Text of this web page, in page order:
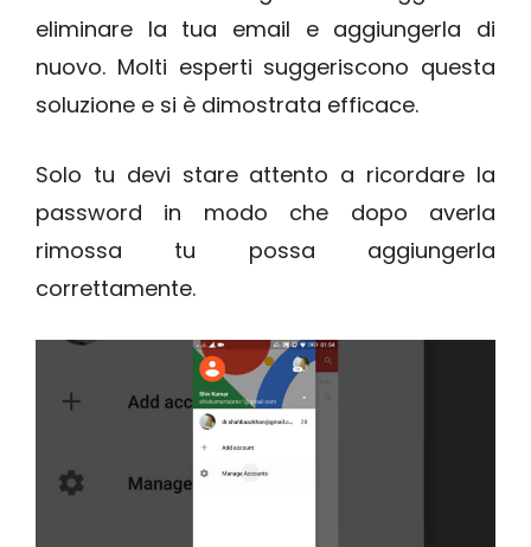
eliminare la tua email e aggiungerla di
nuovo. Molti esperti suggeriscono questa
soluzione e si è dimostrata efficace.
Solo tu devi stare attento a ricordare la
password in modo che dopo averla
rimossa tu possa aggiungerla
correttamente.